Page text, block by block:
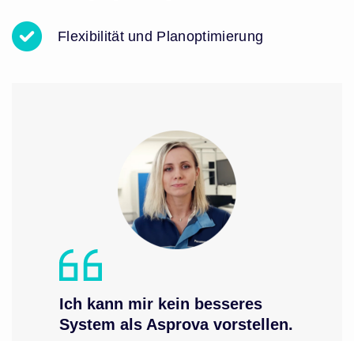
Flexibilität und Planoptimierung
Ich kann mir kein besseres
System als Asprova vorstellen.